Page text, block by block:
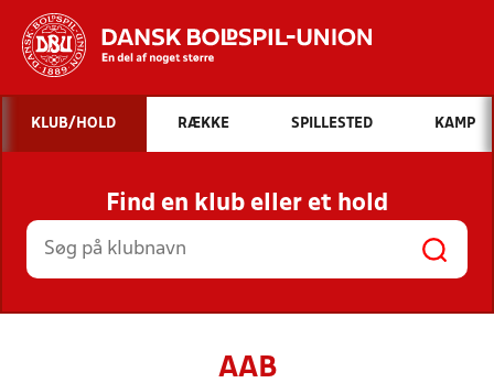
Hvad vil du søge efter?
INDHOLD OG NYHEDER
STILLINGER, RESULTATER, KLUBBER OG
HOLD
KLUB/HOLD RÆKKE SPILLESTED KAMP
Find en klub eller et hold
AAB